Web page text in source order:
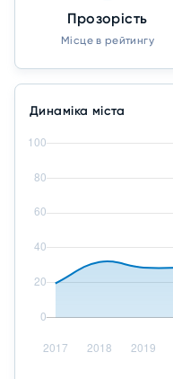
Прозорість
Місце в рейтингу
Динаміка міста